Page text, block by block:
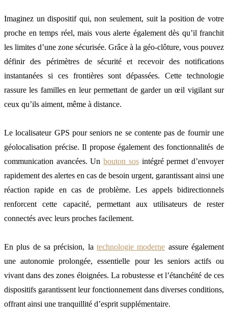
Imaginez un dispositif qui, non seulement, suit la position de votre
proche en temps réel, mais vous alerte également dès qu’il franchit
les limites d’une zone sécurisée. Grâce à la géo-clôture, vous pouvez
définir des périmètres de sécurité et recevoir des notifications
instantanées si ces frontières sont dépassées. Cette technologie
rassure les familles en leur permettant de garder un œil vigilant sur
ceux qu’ils aiment, même à distance.
Le localisateur GPS pour seniors ne se contente pas de fournir une
géolocalisation précise. Il propose également des fonctionnalités de
communication avancées. Unbouton sosintégré permet d’envoyer
rapidement des alertes en cas de besoin urgent, garantissant ainsi une
réaction rapide en cas de problème. Les appels bidirectionnels
renforcent cette capacité, permettant aux utilisateurs de rester
connectés avec leurs proches facilement.
En plus de sa précision, la technologie moderne assure également
une autonomie prolongée, essentielle pour les seniors actifs ou
vivant dans des zones éloignées. La robustesse et l’étanchéité de ces
dispositifs garantissent leur fonctionnement dans diverses conditions,
offrant ainsi une tranquillité d’esprit supplémentaire.